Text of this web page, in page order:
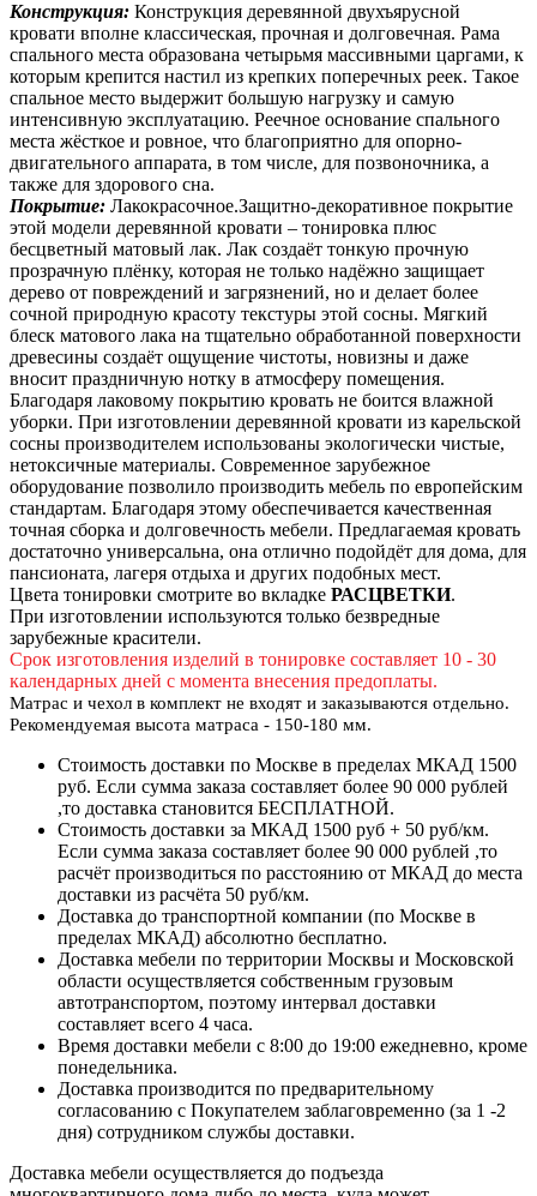
Конструкция: Конструкция деревянной двухъярусной
кровати вполне классическая, прочная и долговечная. Рама
спального места образована четырьмя массивными царгами, к
которым крепится настил из крепких поперечных реек. Такое
спальное место выдержит большую нагрузку и самую
интенсивную эксплуатацию. Реечное основание спального
места жёсткое и ровное, что благоприятно для опорно-
двигательного аппарата, в том числе, для позвоночника, а
также для здорового сна.
Покрытие: Лакокрасочное.Защитно-декоративное покрытие
этой модели деревянной кровати – тонировка плюс
бесцветный матовый лак. Лак создаёт тонкую прочную
прозрачную плёнку, которая не только надёжно защищает
дерево от повреждений и загрязнений, но и делает более
сочной природную красоту текстуры этой сосны. Мягкий
блеск матового лака на тщательно обработанной поверхности
древесины создаёт ощущение чистоты, новизны и даже
вносит праздничную нотку в атмосферу помещения.
Благодаря лаковому покрытию кровать не боится влажной
уборки. При изготовлении деревянной кровати из карельской
сосны производителем использованы экологически чистые,
нетоксичные материалы. Современное зарубежное
оборудование позволило производить мебель по европейским
стандартам. Благодаря этому обеспечивается качественная
точная сборка и долговечность мебели. Предлагаемая кровать
достаточно универсальна, она отлично подойдёт для дома, для
пансионата, лагеря отдыха и других подобных мест.
Цвета тонировки смотрите во вкладке РАСЦВЕТКИ.
При изготовлении используются только безвредные
зарубежные красители.
Срок изготовления изделий в тонировке составляет 10 - 30
календарных дней с момента внесения предоплаты.
Матрас и чехол в комплект не входят и заказываются отдельно.
Рекомендуемая высота матраса - 150-180 мм.
Стоимость доставки по Москве в пределах МКАД 1500
руб. Если сумма заказа составляет более 90 000 рублей
,то доставка становится БЕСПЛАТНОЙ.
Стоимость доставки за МКАД 1500 руб + 50 руб/км.
Если сумма заказа составляет более 90 000 рублей ,то
расчёт производиться по расстоянию от МКАД до места
доставки из расчёта 50 руб/км.
Доставка до транспортной компании (по Москве в
пределах МКАД) абсолютно бесплатно.
Доставка мебели по территории Москвы и Московской
области осуществляется собственным грузовым
автотранспортом, поэтому интервал доставки
составляет всего 4 часа.
Время доставки мебели с 8:00 до 19:00 ежедневно, кроме
понедельника.
Доставка производится по предварительному
согласованию с Покупателем заблаговременно (за 1 -2
дня) сотрудником службы доставки.
Доставка мебели осуществляется до подъезда